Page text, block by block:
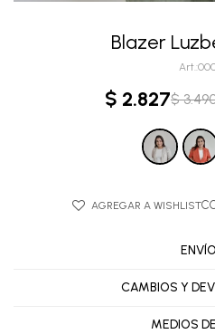
Blazer
$ 2.827$
CAMBIOS Y
MEDIOS